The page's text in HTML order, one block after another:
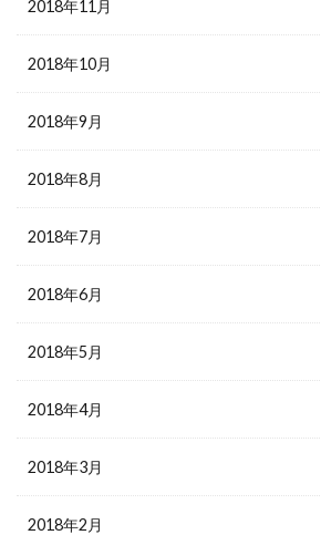
2018年11月
2018年10月
2018年9月
2018年8月
2018年7月
2018年6月
2018年5月
2018年4月
2018年3月
2018年2月